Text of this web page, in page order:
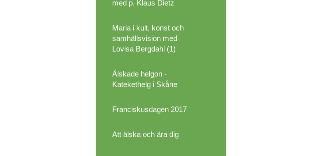
med p. Klaus Dietz
Maria i kult, konst och
samhällsvision med
Lovisa Bergdahl (1)
Älskade helgon -
Katekethelg i Skåne
Franciskusdagen 2017
Att älska och ära dig